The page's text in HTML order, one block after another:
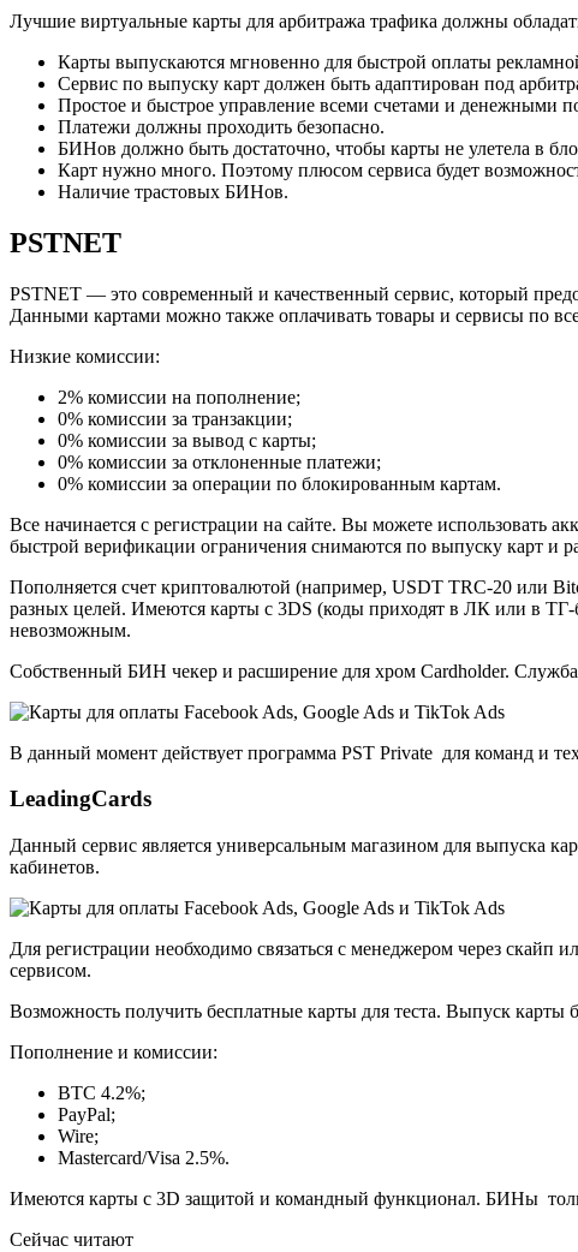
Лучшие виртуальные карты для арбитража трафика должны
Карты выпускаются мгновенно для быстрой оплаты
Сервис по выпуску карт должен быть адаптирован под
Простое и быстрое управление всеми счетами и денежными
Платежи должны проходить безопасно.
БИНов должно быть достаточно, чтобы карты не улетела в
Карт нужно много. Поэтому плюсом сервиса будет
Наличие трастовых БИНов.
PSTNET
PSTNET — это современный и качественный сервис, который
Данными картами можно также оплачивать товары и сервисы по
Низкие комиссии:
2% комиссии на пополнение;
0% комиссии за транзакции;
0% комиссии за вывод с карты;
0% комиссии за отклоненные платежи;
0% комиссии за операции по блокированным картам.
Все начинается с регистрации на сайте. Вы можете использовать
быстрой верификации ограничения снимаются по выпуску карт и
Пополняется счет криптовалютой (например, USDT TRC-20 или
разных целей. Имеются карты с 3DS (коды приходят в ЛК или в
невозможным.
Собственный БИН чекер и расширение для хром Cardholder.
В данный момент действует программа PST Private для команд и
LeadingCards
Данный сервис является универсальным магазином для выпуска
кабинетов.
Для регистрации необходимо связаться с менеджером через скайп
сервисом.
Возможность получить бесплатные карты для теста. Выпуск карты
Пополнение и комиссии:
BTC 4.2%;
PayPal;
Wire;
Mastercard/Visa 2.5%.
Имеются карты с 3D защитой и командный функционал. БИНы
Сейчас читают